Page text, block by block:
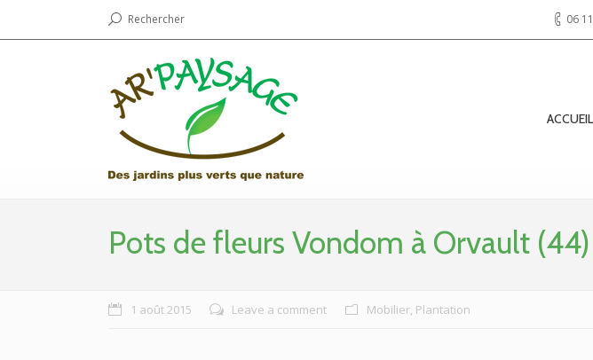
Rechercher 06
ACCUEIL
Pots de fleurs Vondom à Orvault (44)
1 août 2015 Leave a comment Mobilier, Plantation